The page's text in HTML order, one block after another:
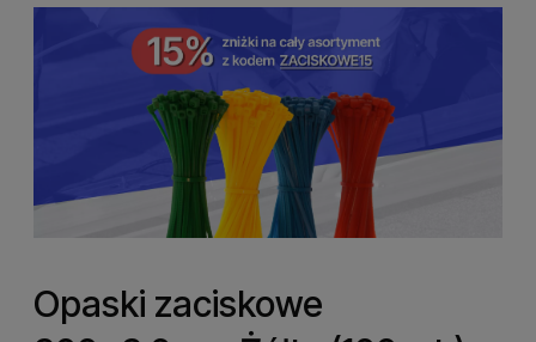
Opaski zaciskowe